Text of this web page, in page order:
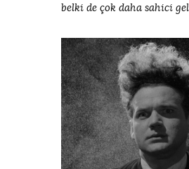
belki de çok daha sahici